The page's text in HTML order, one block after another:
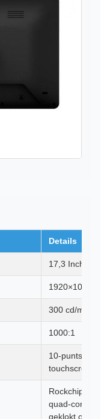
Details
17,3 Inch IPS
1920×1080
300 cd/m²
1000:1
10-punts
touchscreen
Rockchip
quad-core
geklokt op 2,0